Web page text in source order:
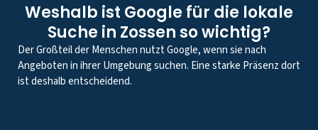
Weshalb ist Google für die lokale
Suche in Zossen so wichtig?
Der Großteil der Menschen nutzt Google, wenn sie nach
Angeboten in ihrer Umgebung suchen. Eine starke Präsenz dort
ist deshalb entscheidend.